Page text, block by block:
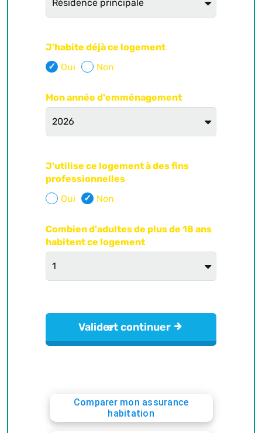
Comparer mon assurance
habitation